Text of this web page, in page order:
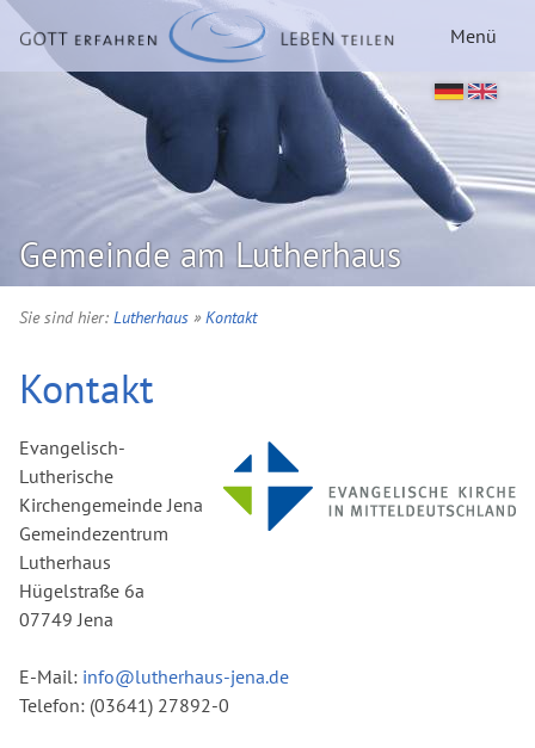
Menü
Gemeinde am Lutherhaus
Sie sind hier: Lutherhaus »Kontakt
Kontakt
Evangelisch-
Lutherische
Kirchengemeinde Jena
Gemeindezentrum
Lutherhaus
Hügelstraße 6a
07749 Jena
E-Mail: info@lutherhaus-jena.de
Telefon: (03641) 27892-0